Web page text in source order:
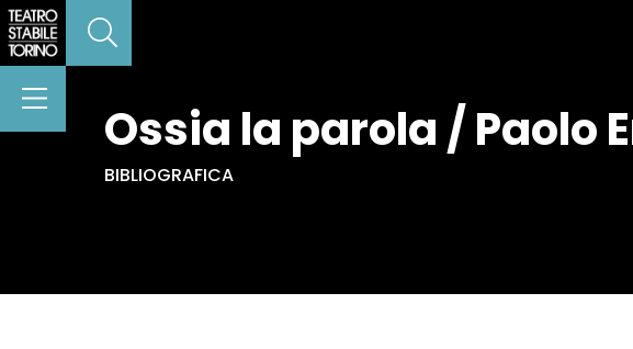
Ossia la parola / Paolo
BIBLIOGRAFICA